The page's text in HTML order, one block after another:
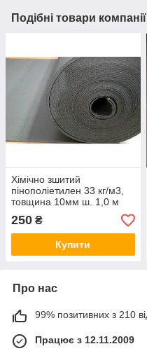
Подібні товари компанії
Хімічно зшитий
пінополіетилен 33 кг/м3,
товщина 10мм ш. 1,0 м
250 ₴
Купити
Про нас
99% позитивних з 210
Працює з 12.11.2009